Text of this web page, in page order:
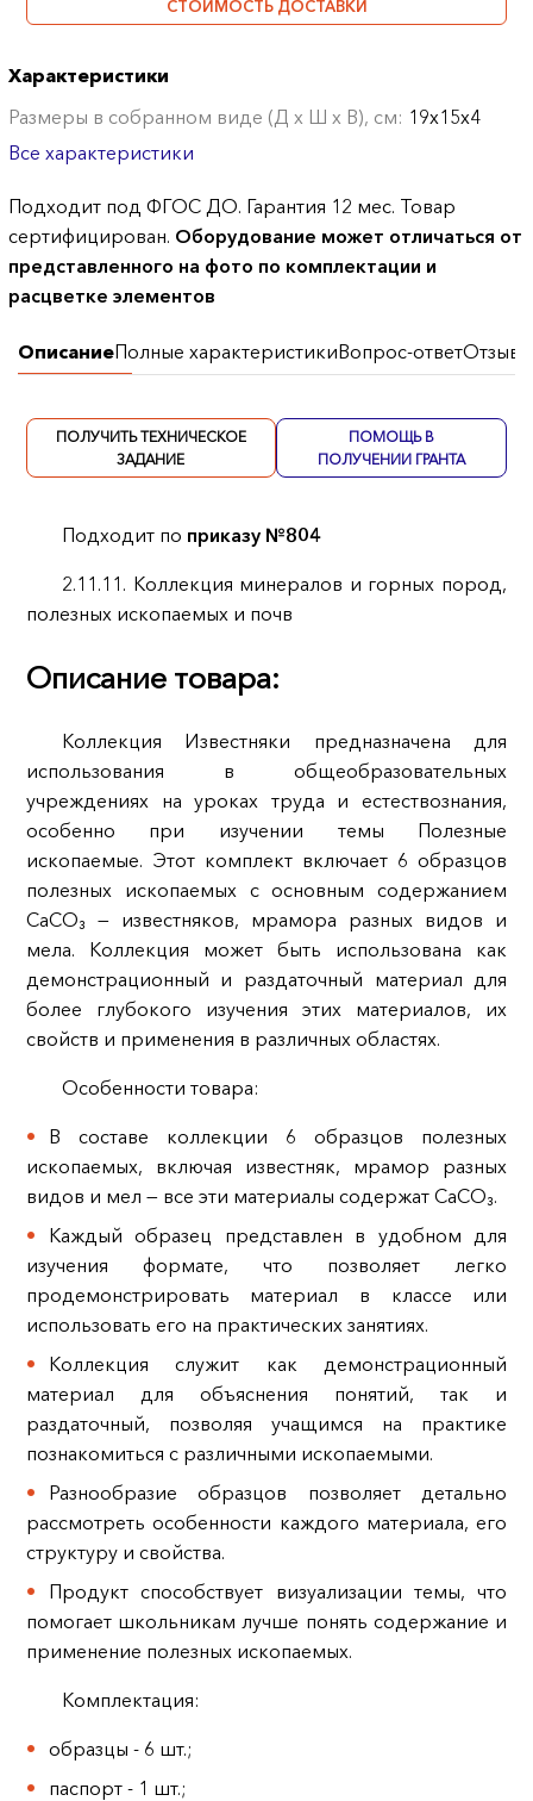
СТОИМОСТЬ ДОСТАВКИ
Характеристики
Размеры в собранном виде (Д х Ш х В), см: 19х15х4
Все характеристики
Подходит под ФГОС ДО. Гарантия 12 мес. Товар
сертифицирован. Оборудование может отличаться от
представленного на фото по комплектации и
расцветке элементов
ОписаниеПолные характеристикиВопрос-ответОтзывы
ПОЛУЧИТЬ ТЕХНИЧЕСКОЕ
ЗАДАНИЕ
ПОМОЩЬ В
ПОЛУЧЕНИИ ГРАНТА
Подходит по приказу №804
2.11.11. Коллекция минералов и горных пород,
полезных ископаемых и почв
Описание товара:
Коллекция Известняки предназначена для
использования в общеобразовательных
учреждениях на уроках труда и естествознания,
особенно при изучении темы Полезные
ископаемые. Этот комплект включает 6 образцов
полезных ископаемых с основным содержанием
СаСО₃ — известняков, мрамора разных видов и
мела. Коллекция может быть использована как
демонстрационный и раздаточный материал для
более глубокого изучения этих материалов, их
свойств и применения в различных областях.
Особенности товара:
В составе коллекции 6 образцов полезных
ископаемых, включая известняк, мрамор разных
видов и мел — все эти материалы содержат СаСО₃.
Каждый образец представлен в удобном для
изучения формате, что позволяет легко
продемонстрировать материал в классе или
использовать его на практических занятиях.
Коллекция служит как демонстрационный
материал для объяснения понятий, так и
раздаточный, позволяя учащимся на практике
познакомиться с различными ископаемыми.
Разнообразие образцов позволяет детально
рассмотреть особенности каждого материала, его
структуру и свойства.
Продукт способствует визуализации темы, что
помогает школьникам лучше понять содержание и
применение полезных ископаемых.
Комплектация:
образцы - 6 шт.;
паспорт - 1 шт.;